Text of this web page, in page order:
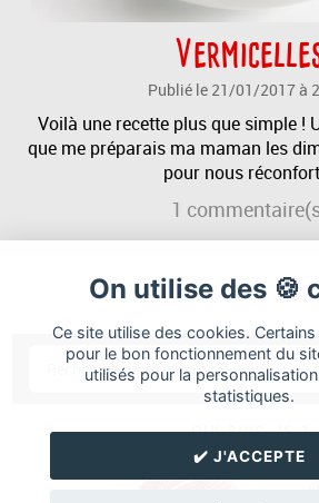
Publié le 21/01/2017 à
Voilà une recette plus que simple !
que me préparais ma maman les
pour nous
1
QUI SUIS-JE ?
On utilise des 🍪
Ce site utilise des cookies.
pour le bon fonctionnement du
utilisés pour la
statistiques.
✔️ J'ACCEPTE